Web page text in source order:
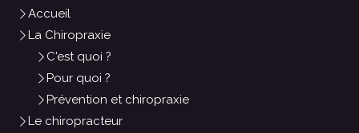
Accueil
La Chiropraxie
C'est quoi ?
Pour quoi ?
Prévention et chiropraxie
Le chiropracteur